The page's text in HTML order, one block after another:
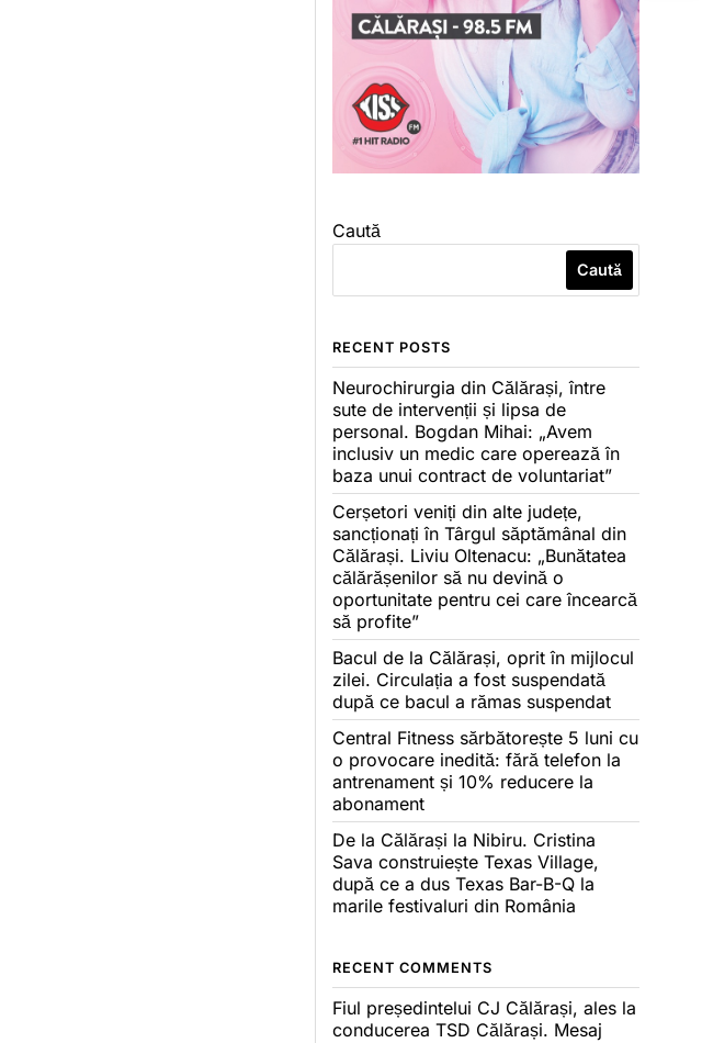
Caută
Caută
RECENT POSTS
Neurochirurgia din Călărași, între
sute de intervenții și lipsa de
personal. Bogdan Mihai: „Avem
inclusiv un medic care operează în
baza unui contract de voluntariat”
Cerșetori veniți din alte județe,
sancționați în Târgul săptămânal din
Călărași. Liviu Oltenacu: „Bunătatea
călărășenilor să nu devină o
oportunitate pentru cei care încearcă
să profite”
Bacul de la Călărași, oprit în mijlocul
zilei. Circulația a fost suspendată
după ce bacul a rămas suspendat
Central Fitness sărbătorește 5 luni cu
o provocare inedită: fără telefon la
antrenament și 10% reducere la
abonament
De la Călărași la Nibiru. Cristina
Sava construiește Texas Village,
după ce a dus Texas Bar-B-Q la
marile festivaluri din România
RECENT COMMENTS
Fiul președintelui CJ Călărași, ales la
conducerea TSD Călărași. Mesaj